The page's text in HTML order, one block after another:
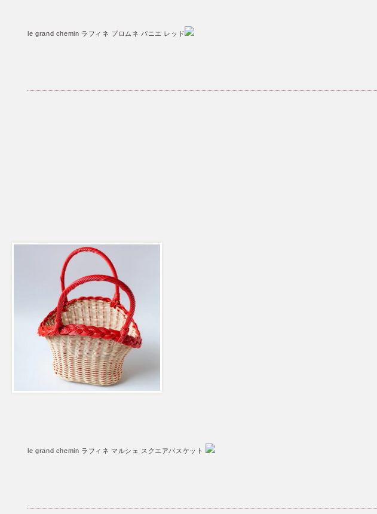
le grand chemin ラフィネ プロムネ パニエ レッド
le grand chemin ラフィネ マルシェ スクエアバスケット